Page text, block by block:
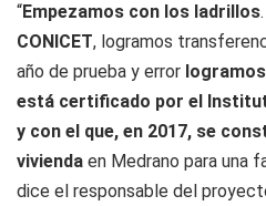
“Empezamos con los ladrillos
CONICET, logramos
año de prueba y error
está certificado por el
y con el que, en 2017, se
vivienda en Medrano para una
dice el responsable del